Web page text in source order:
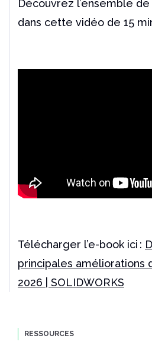
Découvrez l’ensemble
dans cette vidéo de 15
Télécharger l’e-book ici :
principales améliorations
2026 | SOLIDWORKS
RESSOURCES